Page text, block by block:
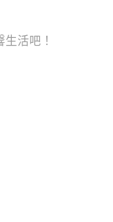
生活吧！